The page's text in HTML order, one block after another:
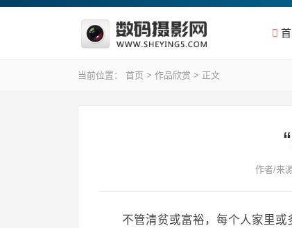
当前位置： 首页 > 作品欣赏 > 正文
作者/来
不管清贫或富裕，每个人家里或